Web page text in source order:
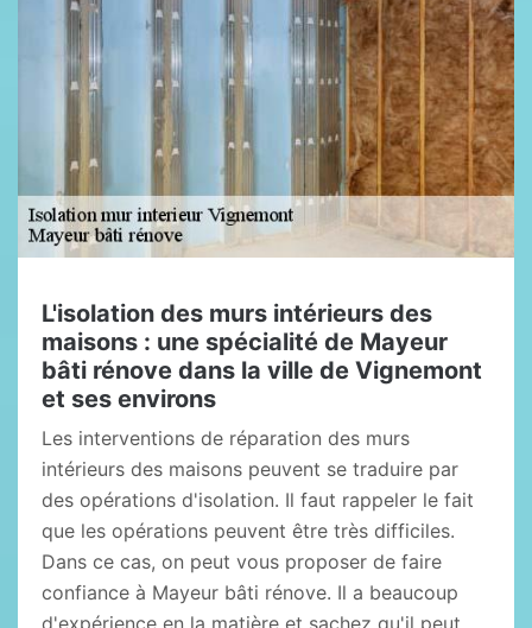
L'isolation des murs intérieurs des
maisons : une spécialité de Mayeur
bâti rénove dans la ville de Vignemont
et ses environs
Les interventions de réparation des murs
intérieurs des maisons peuvent se traduire par
des opérations d'isolation. Il faut rappeler le fait
que les opérations peuvent être très difficiles.
Dans ce cas, on peut vous proposer de faire
confiance à Mayeur bâti rénove. Il a beaucoup
d'expérience en la matière et sachez qu'il peut